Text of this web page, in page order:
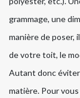
grammage, une
manière de poser,
de votre toit, le
Autant donc
matière. Pour